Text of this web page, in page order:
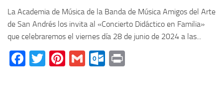
La Academia de Música de la Banda de Música Amigos del Arte
de San Andrés los invita al «Concierto Didáctico en Familia»
que celebraremos el viernes día 28 de junio de 2024 a las...
Facebook
Twitter
Pinterest
GmailOutlook.com